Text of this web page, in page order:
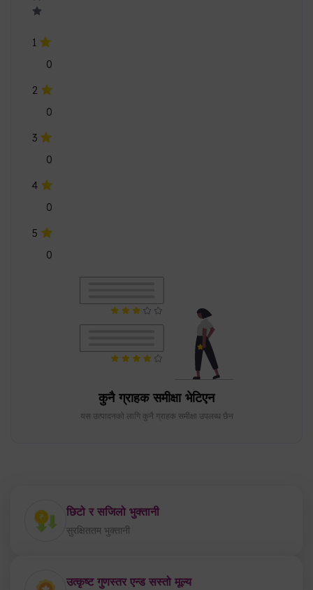
1
0
2
0
3
0
4
0
5
0
कुनै ग्राहक समीक्षा भेटिएन
यस उत्पादनको लागि कुनै ग्राहक समीक्षा उपलब्ध छैन
छिटो र सजिलो भुक्तानी
सुरक्षिततम भुक्तानी
उत्कृष्ट गुणस्तर एन्ड सस्तो मूल्य